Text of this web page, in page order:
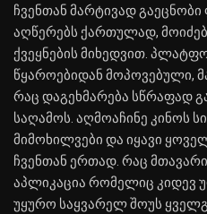
ჩვენთან მარტივად
აღწერებს ქართულად, მოიძებ
ქვეყნების მიხედვით.
წყაროებიდან მოპოვებული,
რაც დაგეხმარება სწრაფად
საღამოს. აღმოაჩინე კინოს
მიმოხილვები და იყავი
ჩვენთან ერთად. რაც მთავარია
აპლიკაცია რომელიც
უყურო საყვარელ შოუს